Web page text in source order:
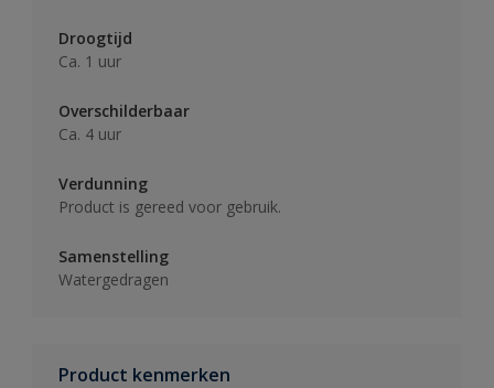
Droogtijd
Ca. 1 uur
Overschilderbaar
Ca. 4 uur
Verdunning
Product is gereed voor gebruik.
Samenstelling
Watergedragen
Product kenmerken